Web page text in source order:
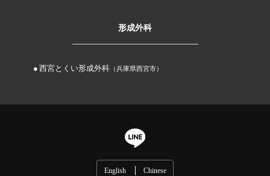
形成外科
西宮とくい形成外科 （兵庫県西宮市）
English Chinese